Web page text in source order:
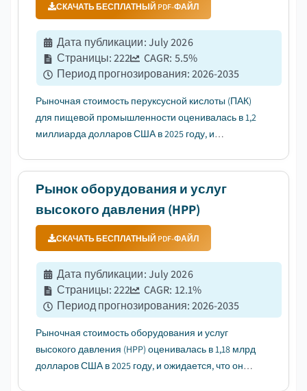
СКАЧАТЬ БЕСПЛАТНЫЙ PDF-ФАЙЛ
Дата публикации:July 2026
Страницы:222 CAGR: 5.5%
Период прогнозирования:2026-2035
Рыночная стоимость перуксусной кислоты (ПАК)
для пищевой промышленности оценивалась в 1,2
миллиарда долларов США в 2025 году, и
годы, что обусловлено ужесточением глобальных
норм безопасности пищевых прод...
Рынок оборудования и услуг
высокого давления (HPP)
СКАЧАТЬ БЕСПЛАТНЫЙ PDF-ФАЙЛ
Дата публикации:July 2026
Страницы:222 CAGR: 12.1%
Период прогнозирования:2026-2035
Рыночная стоимость оборудования и услуг
высокого давления (HPP) оценивалась в 1,18 млрд
долларов США в 2025 году, и ожидается, что он